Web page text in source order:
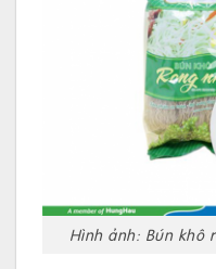
Hình ảnh: Bún khô